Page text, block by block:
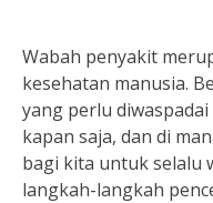
Wabah penyakit
kesehatan manusia.
yang perlu
kapan saja, dan di
bagi kita untuk selalu
langkah-langkah